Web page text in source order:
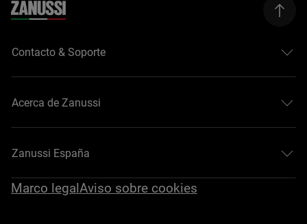
Contacto & Soporte
Acerca de Zanussi
Zanussi España
Marco legalAviso sobre cookies